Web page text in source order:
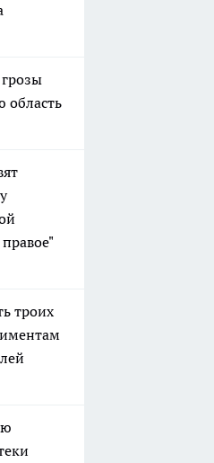
область
троих